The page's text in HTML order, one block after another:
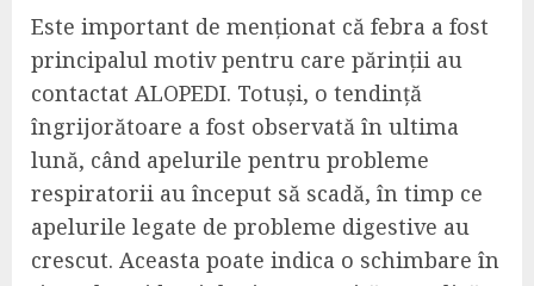
Este important de menționat că febra a fost
principalul motiv pentru care părinții au
contactat ALOPEDI. Totuși, o tendință
îngrijorătoare a fost observată în ultima
lună, când apelurile pentru probleme
respiratorii au început să scadă, în timp ce
apelurile legate de probleme digestive au
crescut. Aceasta poate indica o schimbare în